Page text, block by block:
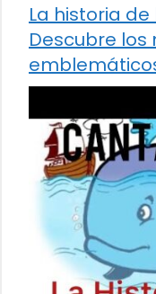
La historia
Descubre